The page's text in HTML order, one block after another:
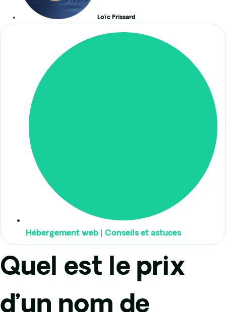
Loïc Frissard
Hébergement web Conseils et astuces
Quel est le prix
d’un nom de